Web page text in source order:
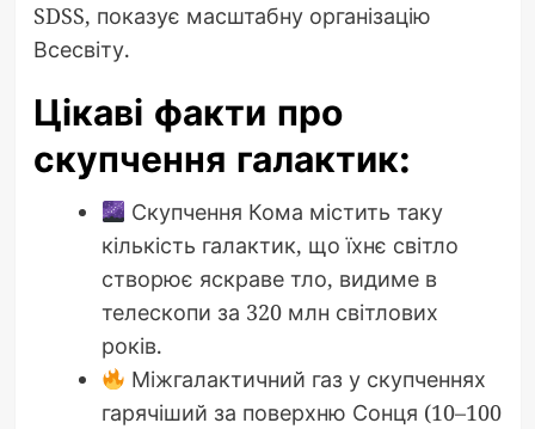
SDSS, показує масштабну організацію
Всесвіту.
Цікаві факти про
скупчення галактик:
Скупчення Кома містить таку
кількість галактик, що їхнє світло
створює яскраве тло, видиме в
телескопи за 320 млн світлових
років.
Міжгалактичний газ у скупченнях
гарячіший за поверхню Сонця (10–100